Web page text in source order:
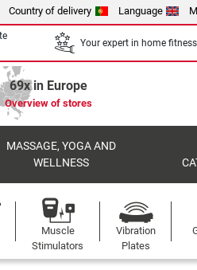
Country of delivery Language
Your expert in home
69x in Europe
Overview of stores
MASSAGE, YOGA AND
WELLNESS
Muscle
Stimulators
Vibration
Plates